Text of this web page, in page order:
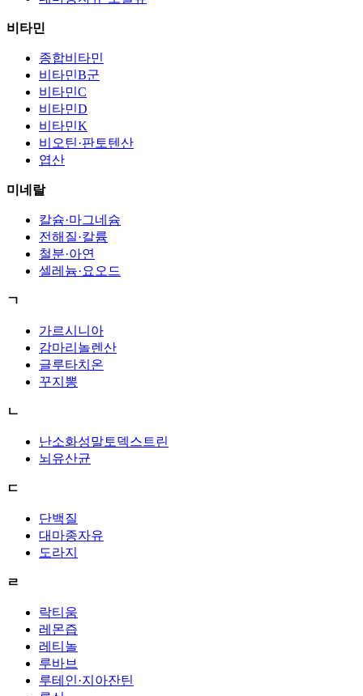
비타민
종합비타민
비타민B군
비타민C
비타민D
비타민K
비오틴·판토텐산
엽산
미네랄
칼슘·마그네슘
전해질·칼륨
철분·아연
셀레늄·요오드
ㄱ
가르시니아
감마리놀렌산
글루타치온
꾸지뽕
ㄴ
난소화성말토덱스트린
뇌유산균
ㄷ
단백질
대마종자유
도라지
ㄹ
락티움
레몬즙
레티놀
루바브
루테인·지아잔틴